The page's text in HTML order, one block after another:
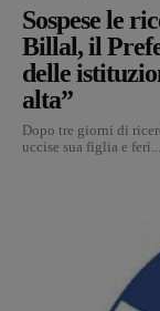
Sospese le
Billal, il
delle
alta”
Dopo tre giorni di
uccise sua figlia e ferì...